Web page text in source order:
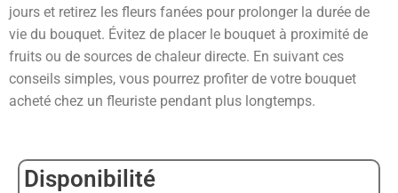
jours et retirez les fleurs fanées pour prolonger la durée de
vie du bouquet. Évitez de placer le bouquet à proximité de
fruits ou de sources de chaleur directe. En suivant ces
conseils simples, vous pourrez profiter de votre bouquet
acheté chez un fleuriste pendant plus longtemps.
Disponibilité